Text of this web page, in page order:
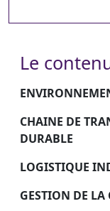
Le
CHAINE DE
DURABLE
LOGISTIQUE
GESTION DE